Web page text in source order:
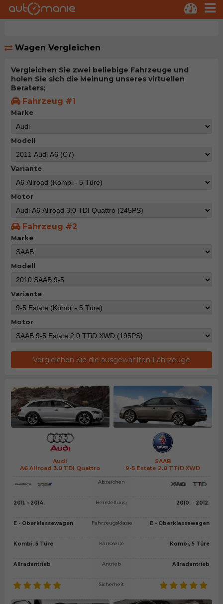
Wagen Vergleichen
Vergleichen Sie zwei beliebige Fahrzeuge und
holen Sie sich die Meinung unseres virtuellen
Beraters;
Fahrzeug #1
Marke
Modell
Variante
Motor
Fahrzeug #2
Marke
Modell
Variante
Motor
Vergleichen Sie die ausgewählten Fahrzeuge
Audi
A6 Allroad 3.0 TDI Quattro
SAAB
9-5 Estate 2.0 TTiD XWD
2011. - 2014.
E - Oberklassewagen
Kombi, 5 Türe
Allradantrieb
Abzeichen
Herrstellung
Fahrzeugsklasse
Karroserie
Antrieb
Sicherheit
2010. - 2012.
E - Oberklassewagen
Kombi, 5 Türe
Allradantrieb